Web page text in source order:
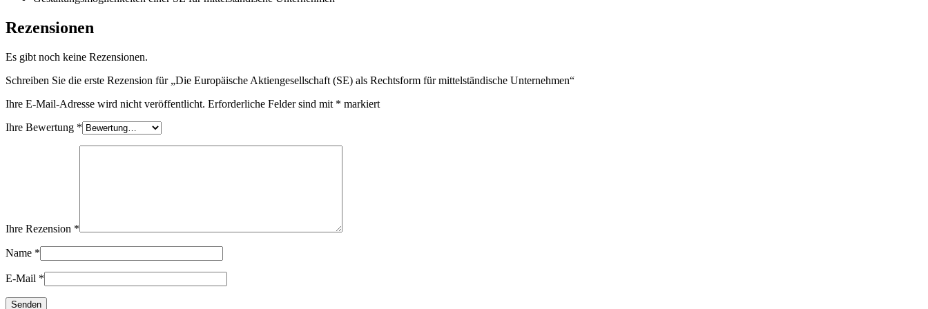
Rezensionen
Es gibt noch keine Rezensionen.
Schreiben Sie die erste Rezension für „Die Europäische Aktiengesellschaft (SE) als Rechtsform für mittelständische Unternehmen“
Ihre E-Mail-Adresse wird nicht veröffentlicht. Erforderliche Felder sind mit * markiert
Ihre Bewertung *
Ihre Rezension *
Name *
E-Mail *